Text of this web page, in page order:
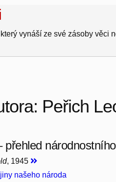
vynáší ze své zásoby věci
Peřich
přehled
, 1945
našeho národa